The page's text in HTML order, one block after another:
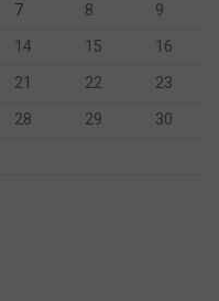
7 8
9
14 15
16
21 22
23
28 29
30